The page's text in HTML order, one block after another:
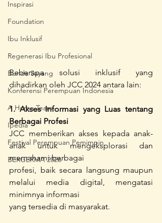
Inspirasi
Foundation
Ibu Inklusif
Regenerasi Ibu Profesional
Bunda Sayang
Konferensi Perempuan Indonesia
A Home Team
Ipedia
Festival Perempuan Pemimpin
BERGERMA 2026
Beberapa solusi inklusif yang
dihadirkan oleh JCC 2024 antara lain:
1. Akses Informasi yang Luas tentang
Berbagai Profesi
JCC memberikan akses kepada anak-
anak untuk mengeksplorasi dan
memahami berbagai
profesi, baik secara langsung maupun
melalui media digital, mengatasi
minimnya informasi
yang tersedia di masyarakat.